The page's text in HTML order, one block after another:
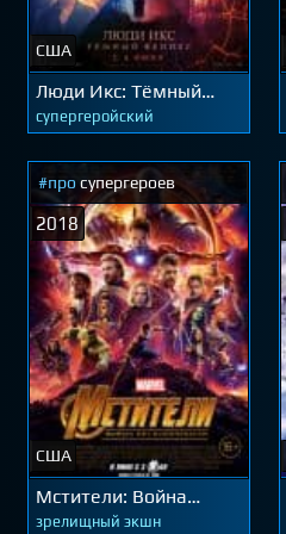
Люди Икс: Тёмный
Феникс
супергеройский
США
Мстители: Война
бесконечности
2018
зрелищный экшн
#про супергероев
США